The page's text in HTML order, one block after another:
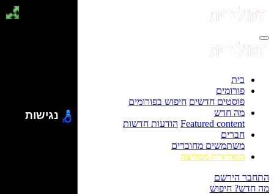
בית
פורומים
פוסטים חדשים חיפוש בפורומים
מה חדש
Featured content הודעות חדשות
חברים
משתמשים מחוברים
הסולידית ממליצה
התחבר הירשם
מה חדש? חיפוש
נגישות